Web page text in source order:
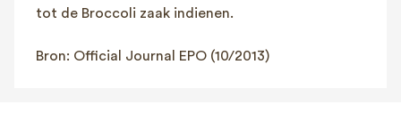
tot de Broccoli zaak indienen.
Bron: Official Journal EPO (10/2013)